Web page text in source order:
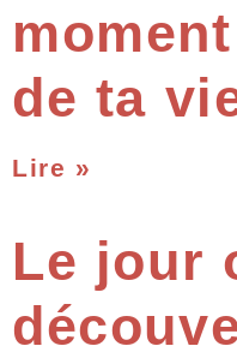
de ta
Lire »
Le jour